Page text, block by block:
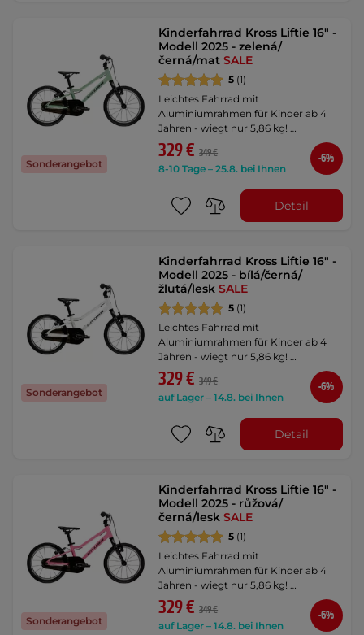
Sonderangebot
Kinderfahrrad Kross Liftie 16" -
Modell 2025 - zelená/
černá/matSALE
5 (1)
Leichtes Fahrrad mit
Aluminiumrahmen für Kinder ab 4
Jahren - wiegt nur 5,86 kg! …
329 € 349 €
8-10 Tage – 25.8. bei Ihnen
-6%
Detail
Sonderangebot
Kinderfahrrad Kross Liftie 16" -
Modell 2025 - bílá/černá/
žlutá/leskSALE
5 (1)
Leichtes Fahrrad mit
Aluminiumrahmen für Kinder ab 4
Jahren - wiegt nur 5,86 kg! …
329 € 349 €
auf Lager – 14.8. bei Ihnen
-6%
Detail
Sonderangebot
Kinderfahrrad Kross Liftie 16" -
Modell 2025 - růžová/
černá/leskSALE
5 (1)
Leichtes Fahrrad mit
Aluminiumrahmen für Kinder ab 4
Jahren - wiegt nur 5,86 kg! …
329 € 349 €
auf Lager – 14.8. bei Ihnen
-6%